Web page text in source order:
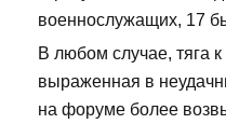
военнослужащих, 17
В любом случае, тяга
выраженная в
на форуме более